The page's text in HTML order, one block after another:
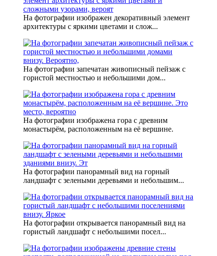
На фотографии изображен декоративный элемент
архитектуры с яркими цветами и слож...
На фотографии запечатан живописный пейзаж с
гористой местностью и небольшими дом...
На фотографии изображена гора с древним
монастырём, расположенным на её вершине.
На фотографии панорамный вид на горный
ландшафт с зелеными деревьями и небольшим...
На фотографии открывается панорамный вид на
гористый ландшафт с небольшими посел...